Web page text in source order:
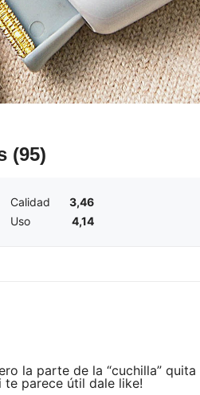
(95)
Calidad
3,46
Uso
4,14
la parte de la “cuchilla”
te parece útil dale like!